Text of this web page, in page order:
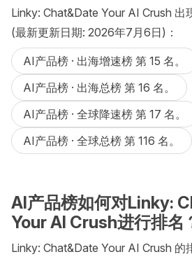
Linky: Chat&Date Your AI Crush 出
(最新更新日期: 2026年7月6日)：
AI产品榜 · 出海增速榜 第 15 名。
AI产品榜 · 出海总榜 第 16 名。
AI产品榜 · 全球降速榜 第 17 名。
AI产品榜 · 全球总榜 第 116 名。
AI产品榜如何对Linky:
Your AI Crush进行排名
Linky: Chat&Date Your AI Crush 的